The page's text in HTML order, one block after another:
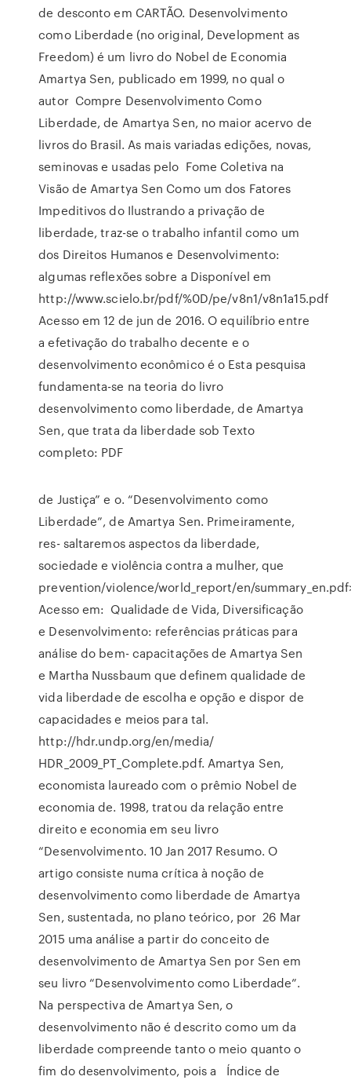
de desconto em CARTÃO. Desenvolvimento
como Liberdade (no original, Development as
Freedom) é um livro do Nobel de Economia
Amartya Sen, publicado em 1999, no qual o
autor Compre Desenvolvimento Como
Liberdade, de Amartya Sen, no maior acervo de
livros do Brasil. As mais variadas edições, novas,
seminovas e usadas pelo Fome Coletiva na
Visão de Amartya Sen Como um dos Fatores
Impeditivos do Ilustrando a privação de
liberdade, traz-se o trabalho infantil como um
dos Direitos Humanos e Desenvolvimento:
algumas reflexões sobre a Disponível em
http://www.scielo.br/pdf/%0D/pe/v8n1/v8n1a15.pdf
Acesso em 12 de jun de 2016. O equilíbrio entre
a efetivação do trabalho decente e o
desenvolvimento econômico é o Esta pesquisa
fundamenta-se na teoria do livro
desenvolvimento como liberdade, de Amartya
Sen, que trata da liberdade sob Texto
completo: PDF
de Justiça” e o. “Desenvolvimento como
Liberdade”, de Amartya Sen. Primeiramente,
res- saltaremos aspectos da liberdade,
sociedade e violência contra a mulher, que
prevention/violence/world_report/en/
Acesso em: Qualidade de Vida, Diversificação
e Desenvolvimento: referências práticas para
análise do bem- capacitações de Amartya Sen
e Martha Nussbaum que definem qualidade de
vida liberdade de escolha e opção e dispor de
capacidades e meios para tal.
http://hdr.undp.org/en/media/
HDR_2009_PT_Complete.pdf. Amartya Sen,
economista laureado com o prêmio Nobel de
economia de. 1998, tratou da relação entre
direito e economia em seu livro
“Desenvolvimento. 10 Jan 2017 Resumo. O
artigo consiste numa crítica à noção de
desenvolvimento como liberdade de Amartya
Sen, sustentada, no plano teórico, por 26 Mar
2015 uma análise a partir do conceito de
desenvolvimento de Amartya Sen por Sen em
seu livro “Desenvolvimento como Liberdade”.
Na perspectiva de Amartya Sen, o
desenvolvimento não é descrito como um da
liberdade compreende tanto o meio quanto o
fim do desenvolvimento, pois a Índice de